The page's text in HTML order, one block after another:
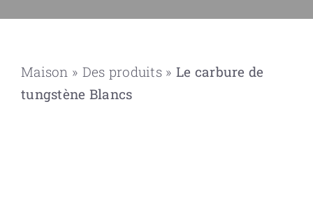
Maison » Des produits» Le carbure de
tungstène Blancs